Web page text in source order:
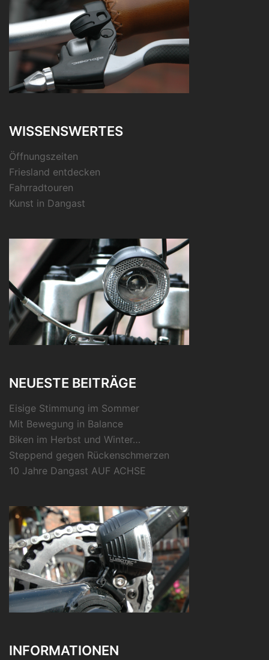
WISSENSWERTES
Öffnungszeiten
Friesland entdecken
Fahrradtouren
Kunst in Dangast
NEUESTE BEITRÄGE
Eisige Stimmung im Sommer
Mit Bewegung in Balance
Biken im Herbst und Winter…
Steppend gegen Rückenschmerzen
10 Jahre Dangast AUF ACHSE
INFORMATIONEN